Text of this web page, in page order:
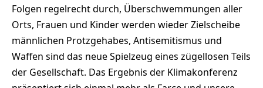
Folgen regelrecht durch, Überschwemmungen aller
Orts, Frauen und Kinder werden wieder Zielscheibe
männlichen Protzgehabes, Antisemitismus und
Waffen sind das neue Spielzeug eines zügellosen Teils
der Gesellschaft. Das Ergebnis der Klimakonferenz